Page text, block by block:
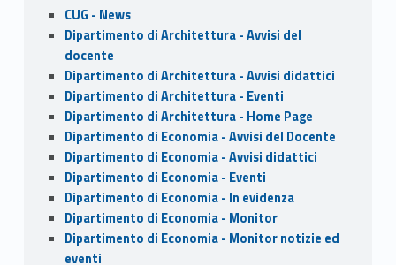
CUG - News
Dipartimento di Architettura - Avvisi del
docente
Dipartimento di Architettura - Avvisi didattici
Dipartimento di Architettura - Eventi
Dipartimento di Architettura - Home Page
Dipartimento di Economia - Avvisi del Docente
Dipartimento di Economia - Avvisi didattici
Dipartimento di Economia - Eventi
Dipartimento di Economia - In evidenza
Dipartimento di Economia - Monitor
Dipartimento di Economia - Monitor notizie ed
eventi